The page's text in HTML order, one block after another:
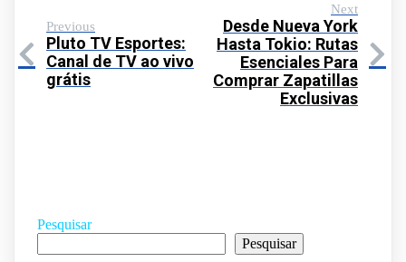
Previous
Pluto TV Esportes:
Canal de TV ao vivo
grátis
Next
Desde Nueva York
Hasta Tokio: Rutas
Esenciales Para
Comprar Zapatillas
Exclusivas
Pesquisar
Pesquisar